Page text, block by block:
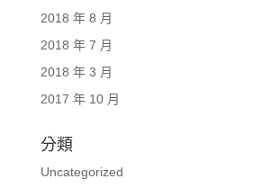
2018 年 8 月
2018 年 7 月
2018 年 3 月
2017 年 10 月
分類
Uncategorized